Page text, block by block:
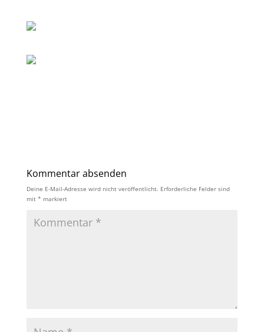
Kommentar absenden
Deine E-Mail-Adresse wird nicht veröffentlicht. Erforderliche Felder sind
mit * markiert